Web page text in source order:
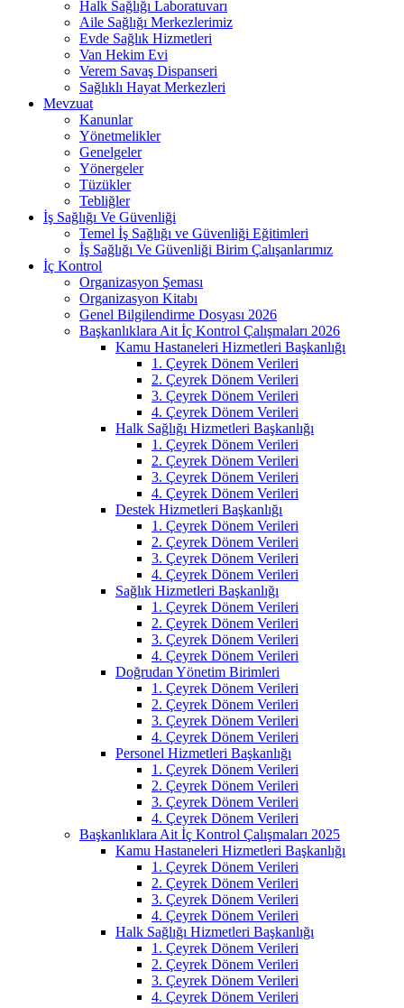
Halk Sağlığı Laboratuvarı
Aile Sağlığı Merkezlerimiz
Evde Sağlık Hizmetleri
Van Hekim Evi
Verem Savaş Dispanseri
Sağlıklı Hayat Merkezleri
Mevzuat
Kanunlar
Yönetmelikler
Genelgeler
Yönergeler
Tüzükler
Tebliğler
İş Sağlığı Ve Güvenliği
Temel İş Sağlığı ve Güvenliği Eğitimleri
İş Sağlığı Ve Güvenliği Birim Çalışanlarımız
İç Kontrol
Organizasyon Şeması
Organizasyon Kitabı
Genel Bilgilendirme Dosyası 2026
Başkanlıklara Ait İç Kontrol Çalışmaları 2026
Kamu Hastaneleri Hizmetleri Başkanlığı
1. Çeyrek Dönem Verileri
2. Çeyrek Dönem Verileri
3. Çeyrek Dönem Verileri
4. Çeyrek Dönem Verileri
Halk Sağlığı Hizmetleri Başkanlığı
1. Çeyrek Dönem Verileri
2. Çeyrek Dönem Verileri
3. Çeyrek Dönem Verileri
4. Çeyrek Dönem Verileri
Destek Hizmetleri Başkanlığı
1. Çeyrek Dönem Verileri
2. Çeyrek Dönem Verileri
3. Çeyrek Dönem Verileri
4. Çeyrek Dönem Verileri
Sağlık Hizmetleri Başkanlığı
1. Çeyrek Dönem Verileri
2. Çeyrek Dönem Verileri
3. Çeyrek Dönem Verileri
4. Çeyrek Dönem Verileri
Doğrudan Yönetim Birimleri
1. Çeyrek Dönem Verileri
2. Çeyrek Dönem Verileri
3. Çeyrek Dönem Verileri
4. Çeyrek Dönem Verileri
Personel Hizmetleri Başkanlığı
1. Çeyrek Dönem Verileri
2. Çeyrek Dönem Verileri
3. Çeyrek Dönem Verileri
4. Çeyrek Dönem Verileri
Başkanlıklara Ait İç Kontrol Çalışmaları 2025
Kamu Hastaneleri Hizmetleri Başkanlığı
1. Çeyrek Dönem Verileri
2. Çeyrek Dönem Verileri
3. Çeyrek Dönem Verileri
4. Çeyrek Dönem Verileri
Halk Sağlığı Hizmetleri Başkanlığı
1. Çeyrek Dönem Verileri
2. Çeyrek Dönem Verileri
3. Çeyrek Dönem Verileri
4. Çeyrek Dönem Verileri